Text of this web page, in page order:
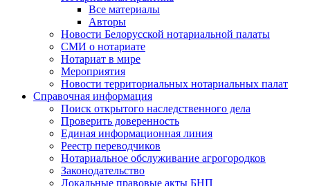
Все материалы
Авторы
Новости Белорусской нотариальной палаты
СМИ о нотариате
Нотариат в мире
Мероприятия
Новости территориальных нотариальных палат
Справочная информация
Поиск открытого наследственного дела
Проверить доверенность
Единая информационная линия
Реестр переводчиков
Нотариальное обслуживание агрогородков
Законодательство
Локальные правовые акты БНП